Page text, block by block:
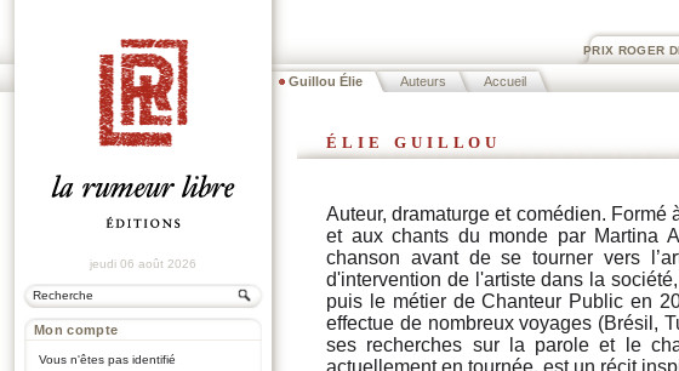
PRIX ROGER
Guillou Élie Auteurs Accueil
jeudi 06 août 2026
Mon compte
Vous n'êtes pas identifié
élie guillou
Auteur, dramaturge et comédien. Formé
et aux chants du monde par Martina
chanson avant de se tourner vers
d'intervention de l'artiste dans la
puis le métier de Chanteur Public en
effectue de nombreux voyages (Brésil,
ses recherches sur la parole et le
actuellement en tournée, est un récit